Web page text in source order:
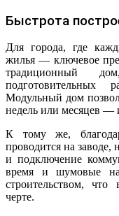
Быстрота
Для города, где
жилья — ключевое
традиционный
подготовительных
Модульный дом
недель или месяцев —
К тому же,
проводится на заводе,
и подключение
время и шумовые
строительством,
черте.